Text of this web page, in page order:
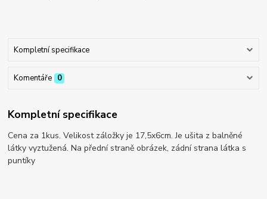
Kompletní specifikace
Komentáře 0
Kompletní specifikace
Cena za 1kus. Velikost záložky je 17,5x6cm. Je ušita z balněné
látky vyztužená. Na přední straně obrázek, zádní strana látka s
puntíky